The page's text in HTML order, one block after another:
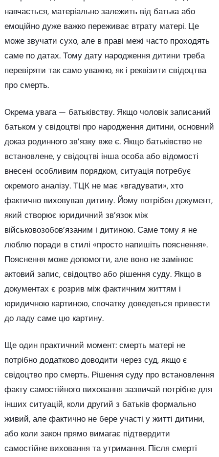
навчається, матеріально залежить від батька або
емоційно дуже важко переживає втрату матері. Це
може звучати сухо, але в праві межі часто проходять
саме по датах. Тому дату народження дитини треба
перевіряти так само уважно, як і реквізити свідоцтва
про смерть.
Окрема увага — батьківству. Якщо чоловік записаний
батьком у свідоцтві про народження дитини, основний
доказ родинного зв’язку вже є. Якщо батьківство не
встановлене, у свідоцтві інша особа або відомості
внесені особливим порядком, ситуація потребує
окремого аналізу. ТЦК не має «вгадувати», хто
фактично виховував дитину. Йому потрібен документ,
який створює юридичний зв’язок між
військовозобов’язаним і дитиною. Саме тому я не
люблю поради в стилі «просто напишіть пояснення».
Пояснення може допомогти, але воно не замінює
актовий запис, свідоцтво або рішення суду. Якщо в
документах є розрив між фактичним життям і
юридичною картиною, спочатку доведеться привести
до ладу саме цю картину.
Ще один практичний момент: смерть матері не
потрібно додатково доводити через суд, якщо є
свідоцтво про смерть. Рішення суду про встановлення
факту самостійного виховання зазвичай потрібне для
інших ситуацій, коли другий з батьків формально
живий, але фактично не бере участі у житті дитини,
або коли закон прямо вимагає підтвердити
самостійне виховання та утримання. Після смерті